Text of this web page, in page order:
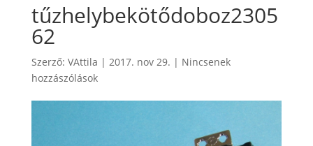
tűzhelybekötődoboz2305
62
Szerző: VAttila | 2017. nov 29. | Nincsenek
hozzászólások